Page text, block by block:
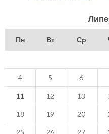
Пн Вт Ср
4 5 6
11 12 13
18 19 20
25 26 27